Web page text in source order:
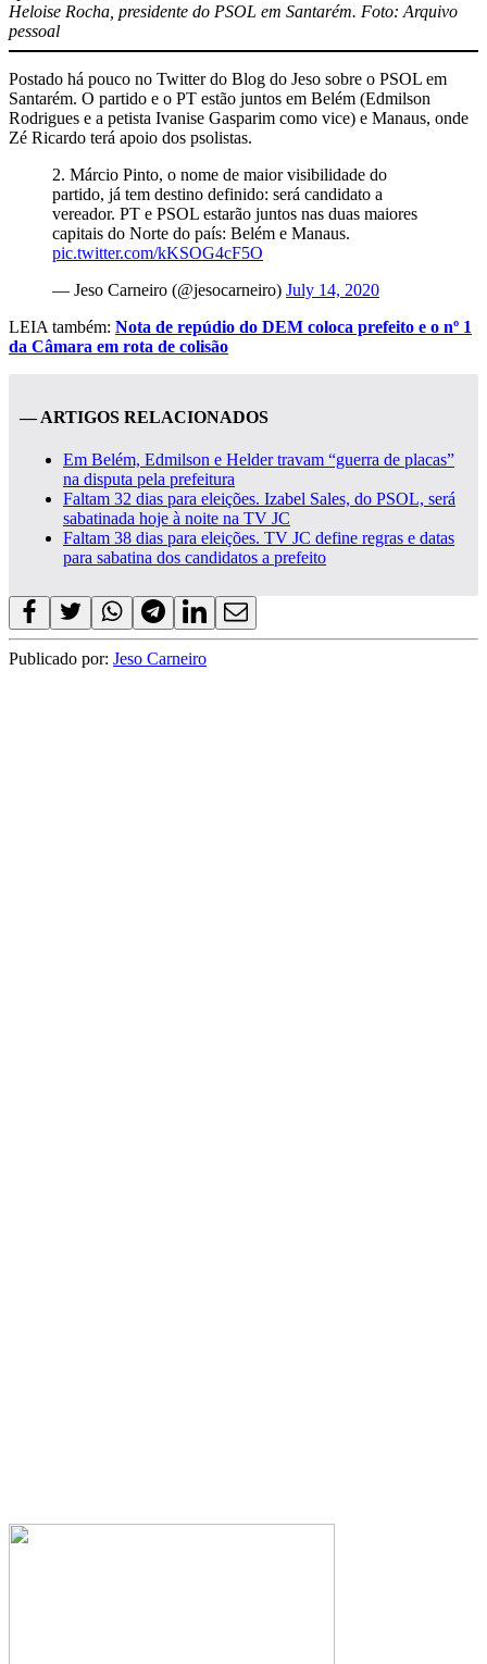
Heloise Rocha, presidente do PSOL em Santarém. Foto: Arquivo
pessoal
Postado há pouco no Twitter do Blog do Jeso sobre o PSOL em
Santarém. O partido e o PT estão juntos em Belém (Edmilson
Rodrigues e a petista Ivanise Gasparim como vice) e Manaus, onde
Zé Ricardo terá apoio dos psolistas.
2. Márcio Pinto, o nome de maior visibilidade do
partido, já tem destino definido: será candidato a
vereador. PT e PSOL estarão juntos nas duas maiores
capitais do Norte do país: Belém e Manaus.
pic.twitter.com/kKSOG4cF5O
— Jeso Carneiro (@jesocarneiro) July 14, 2020
LEIA também: Nota de repúdio do DEM coloca prefeito e o nº 1
da Câmara em rota de colisão
— ARTIGOS RELACIONADOS
Em Belém, Edmilson e Helder travam “guerra de placas”
na disputa pela prefeitura
Faltam 32 dias para eleições. Izabel Sales, do PSOL, será
sabatinada hoje à noite na TV JC
Faltam 38 dias para eleições. TV JC define regras e datas
para sabatina dos candidatos a prefeito
Publicado por: Jeso Carneiro